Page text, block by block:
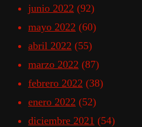
junio 2022 (92)
mayo 2022 (60)
abril 2022 (55)
marzo 2022 (87)
febrero 2022 (38)
enero 2022 (52)
diciembre 2021 (54)